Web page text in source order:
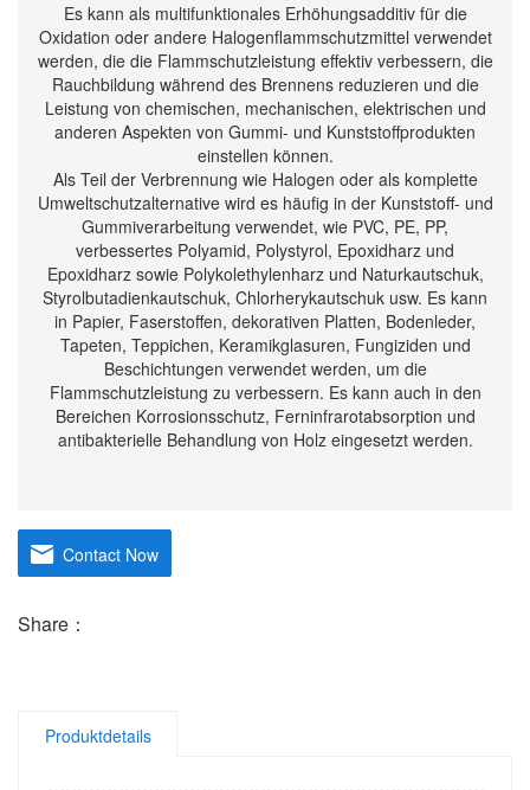
Es kann als multifunktionales Erhöhungsadditiv für die
Oxidation oder andere Halogenflammschutzmittel verwendet
werden, die die Flammschutzleistung effektiv verbessern, die
Rauchbildung während des Brennens reduzieren und die
Leistung von chemischen, mechanischen, elektrischen und
anderen Aspekten von Gummi- und Kunststoffprodukten
einstellen können.
Als Teil der Verbrennung wie Halogen oder als komplette
Umweltschutzalternative wird es häufig in der Kunststoff- und
Gummiverarbeitung verwendet, wie PVC, PE, PP,
verbessertes Polyamid, Polystyrol, Epoxidharz und
Epoxidharz sowie Polykolethylenharz und Naturkautschuk,
Styrolbutadienkautschuk, Chlorherykautschuk usw. Es kann
in Papier, Faserstoffen, dekorativen Platten, Bodenleder,
Tapeten, Teppichen, Keramikglasuren, Fungiziden und
Beschichtungen verwendet werden, um die
Flammschutzleistung zu verbessern. Es kann auch in den
Bereichen Korrosionsschutz, Ferninfrarotabsorption und
antibakterielle Behandlung von Holz eingesetzt werden.
Contact Now
Share：
Produktdetails